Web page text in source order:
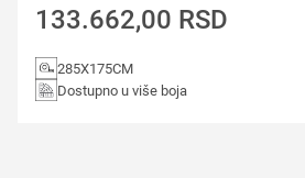
133.662,00 RSD
285X175CM
Dostupno u više boja